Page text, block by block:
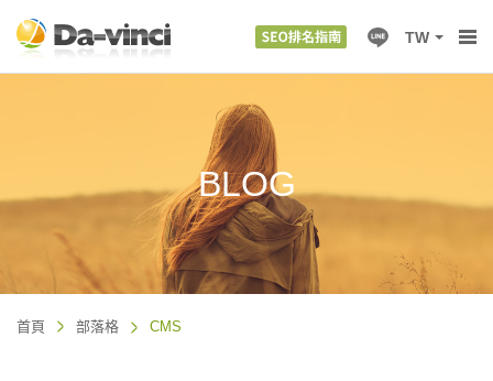
TW
BLOG
首頁 部落格 CMS